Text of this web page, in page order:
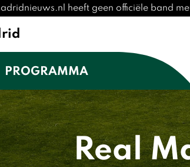
heeft geen officiële band
PROGRAMMA
Real